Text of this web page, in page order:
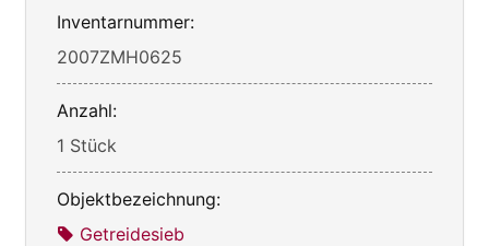
Inventarnummer:
2007ZMH0625
Anzahl:
1 Stück
Objektbezeichnung:
Getreidesieb